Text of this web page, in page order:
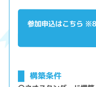
参加申込はこちら
構築条件